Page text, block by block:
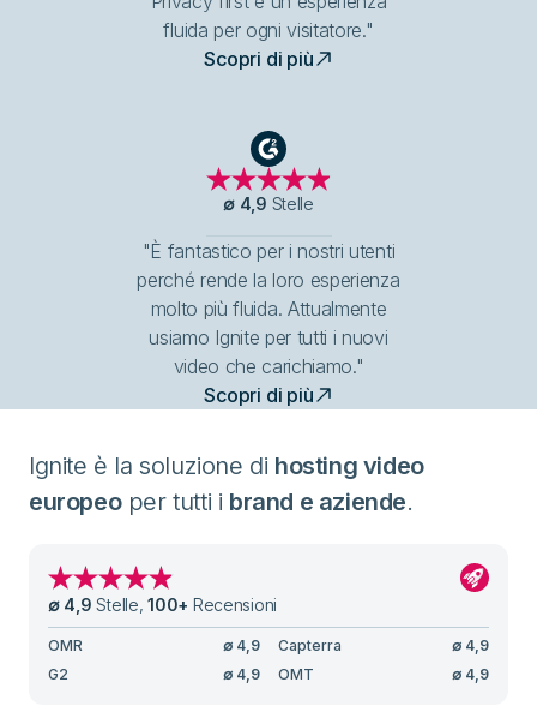
fluida per ogni visitatore."
Scopri di più
G2
∅ 4,9 Stelle
"È fantastico per i nostri utenti
perché rende la loro esperienza
molto più fluida. Attualmente
usiamo Ignite per tutti i nuovi
video che carichiamo."
Scopri di più
Ignite è la soluzione di hosting video
europeoper tutti i brand e aziende.
∅ 4,9 Stelle,100+ Recensioni
OMR ∅ 4,9 Capterra ∅ 4,9
G2
∅ 4,9 OMT ∅ 4,9